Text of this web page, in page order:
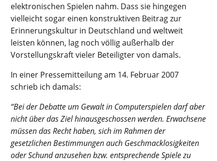
elektronischen Spielen nahm. Dass sie hingegen
vielleicht sogar einen konstruktiven Beitrag zur
Erinnerungskultur in Deutschland und weltweit
leisten können, lag noch völlig außerhalb der
Vorstellungskraft vieler Beteiligter von damals.
In einer Pressemitteilung am 14. Februar 2007
schrieb ich damals:
“Bei der Debatte um Gewalt in Computerspielen darf aber
nicht über das Ziel hinausgeschossen werden. Erwachsene
müssen das Recht haben, sich im Rahmen der
gesetzlichen Bestimmungen auch Geschmacklosigkeiten
oder Schund anzusehen bzw. entsprechende Spiele zu